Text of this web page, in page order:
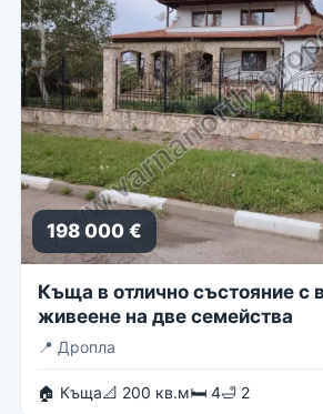
198 000 €
Къща в отлично състояние с
живеене на две семейства
📍 Дропла
🏠 Къща📐 200 кв.м🛏 4🛁 2